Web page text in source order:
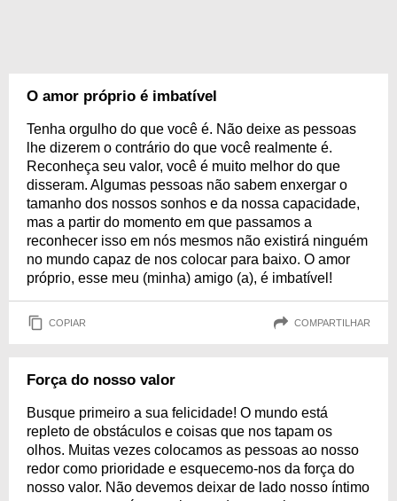
O amor próprio é imbatível
Tenha orgulho do que você é. Não deixe as pessoas
lhe dizerem o contrário do que você realmente é.
Reconheça seu valor, você é muito melhor do que
disseram. Algumas pessoas não sabem enxergar o
tamanho dos nossos sonhos e da nossa capacidade,
mas a partir do momento em que passamos a
reconhecer isso em nós mesmos não existirá ninguém
no mundo capaz de nos colocar para baixo. O amor
próprio, esse meu (minha) amigo (a), é imbatível!
COPIAR COMPARTILHAR
Força do nosso valor
Busque primeiro a sua felicidade! O mundo está
repleto de obstáculos e coisas que nos tapam os
olhos. Muitas vezes colocamos as pessoas ao nosso
redor como prioridade e esquecemo-nos da força do
nosso valor. Não devemos deixar de lado nosso íntimo